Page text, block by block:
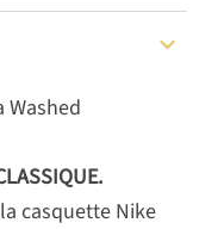
Washed
casquette Nike